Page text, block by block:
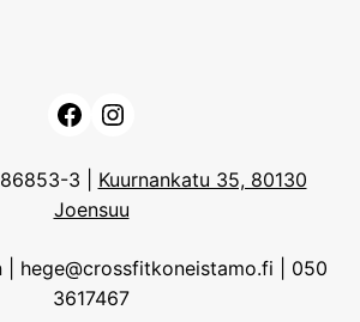
Facebook
Instagram
3 | Kuurnankatu 35, 80130
Joensuu
| hege@crossfitkoneistamo.fi | 050
3617467